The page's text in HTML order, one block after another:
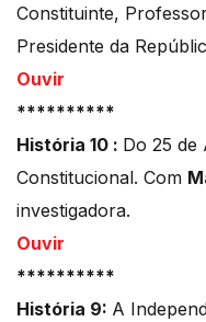
Constituinte,
Presidente da
Ouvir
**********
História 10 : Do 25 de
Constitucional. Com
investigadora.
Ouvir
**********
História 9: A